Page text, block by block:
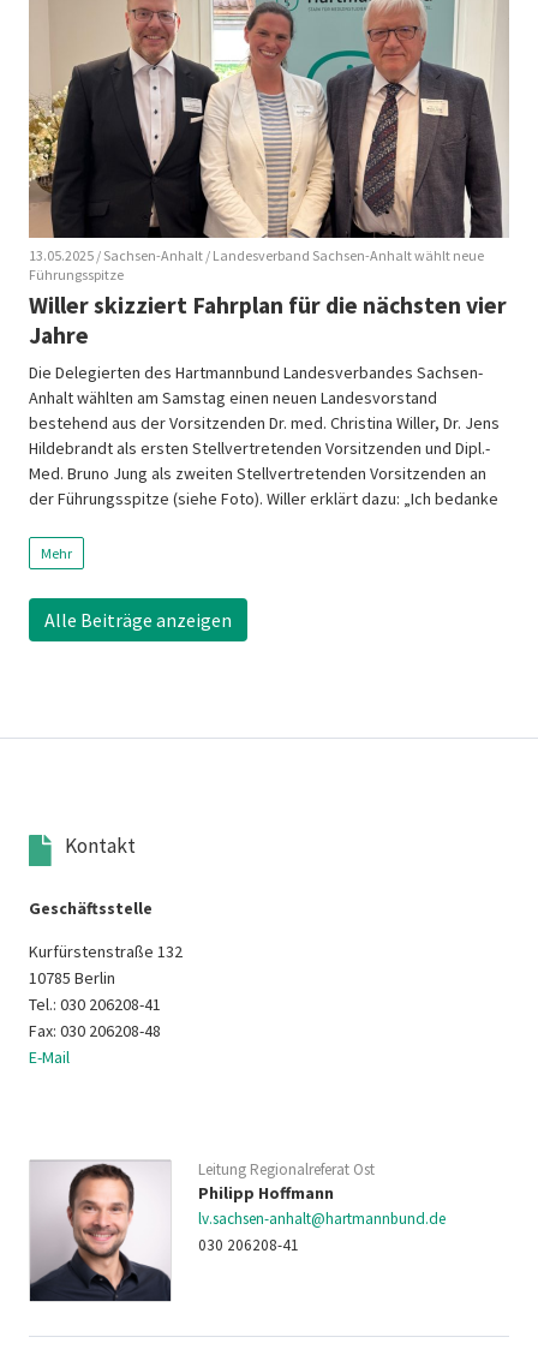
13.05.2025 / Sachsen-Anhalt / Landesverband Sachsen-Anhalt wählt neue
Führungsspitze
Willer skizziert Fahrplan für die nächsten vier
Jahre
Die Delegierten des Hartmannbund Landesverbandes Sachsen-
Anhalt wählten am Samstag einen neuen Landesvorstand
bestehend aus der Vorsitzenden Dr. med. Christina Willer, Dr. Jens
Hildebrandt als ersten Stellvertretenden Vorsitzenden und Dipl.-
Med. Bruno Jung als zweiten Stellvertretenden Vorsitzenden an
der Führungsspitze (siehe Foto). Willer erklärt dazu: „Ich bedanke
die […]
Mehr
Alle Beiträge anzeigen
Kontakt
Geschäftsstelle
Kurfürstenstraße 132
10785 Berlin
Tel.: 030 206208-41
Fax: 030 206208-48
E-Mail
Leitung Regionalreferat Ost
Philipp Hoffmann
lv.sachsen-anhalt@hartmannbund.de
030 206208-41